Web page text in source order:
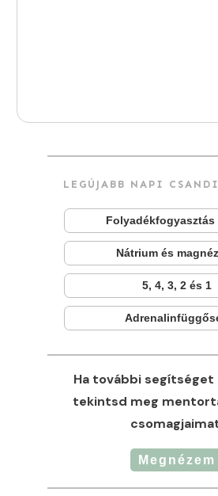
LEGÚJABB NAPI
Folyadékfogyasztás
Nátrium és
5, 4, 3, 2 és 1
Ha további
tekintsd meg
Megnézem